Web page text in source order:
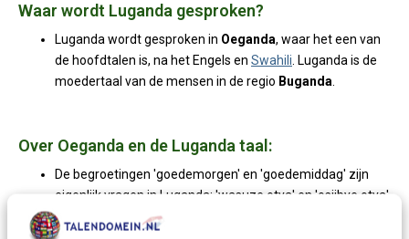
Waar wordt Luganda gesproken?
Luganda wordt gesproken in Oeganda, waar het een van
de hoofdtalen is, na het Engels en Swahili . Luganda is de
moedertaal van de mensen in de regio Buganda
Over Oeganda en de Luganda taal:
De begroetingen 'goedemorgen' en 'goedemiddag' zijn
eigenlijk vragen in Luganda: 'wasuze otya' en 'osiibye otya'
betekenen respectievelijk 'hoe was je avond' en 'hoe was